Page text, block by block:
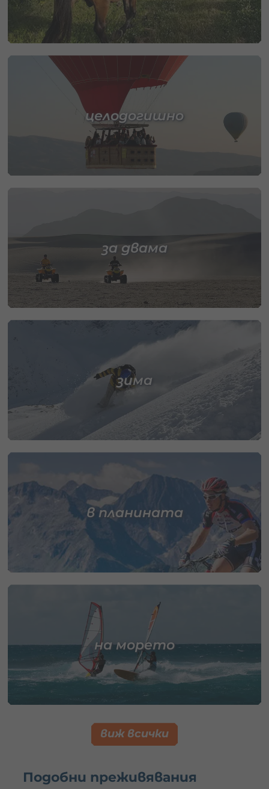
целодогишно
за двама
зима
в планината
на морето
виж всички
Подобни преживявания